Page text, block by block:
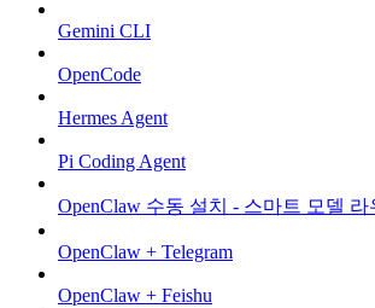
Gemini CLI
OpenCode
Hermes Agent
Pi Coding Agent
OpenClaw 수동 설치 - 스마트 모델 라
OpenClaw + Telegram
OpenClaw + Feishu